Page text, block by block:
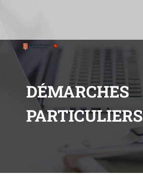
DÉMARCHES
PARTICULIERS